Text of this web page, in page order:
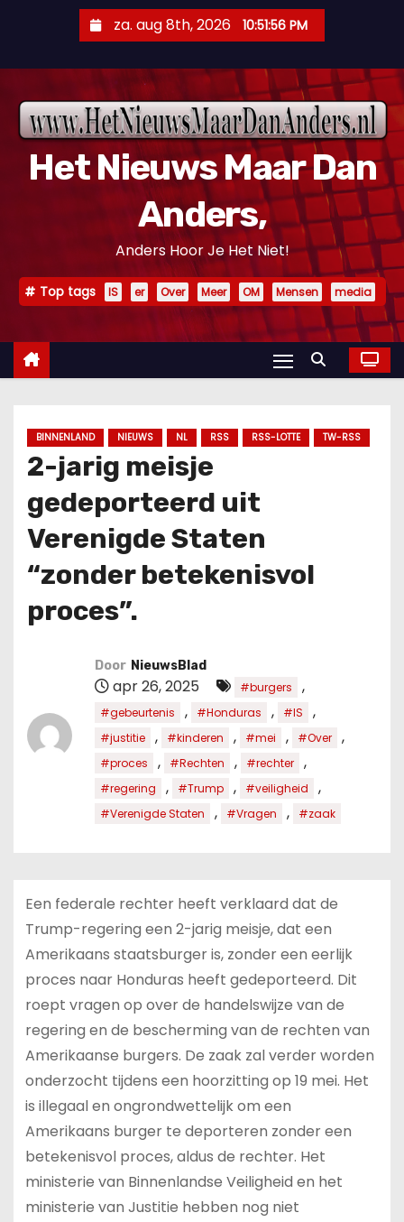
n
za. aug 8th, 2026 10:51:57 PM
Het Nieuws Maar Dan
Anders,
Anders Hoor Je Het Niet!
Top tags IS er Over Meer OM Mensen media
BINNENLAND NIEUWS NL RSS RSS-LOTTE TW-RSS
2-jarig meisje
gedeporteerd uit
Verenigde Staten
“zonder betekenisvol
proces”.
Door NieuwsBlad
apr 26, 2025 #burgers ,
#gebeurtenis , #Honduras , #IS ,
#justitie , #kinderen , #mei , #Over ,
#proces , #Rechten , #rechter ,
#regering , #Trump , #veiligheid ,
#Verenigde Staten , #Vragen , #zaak
Een federale rechter heeft verklaard dat de
Trump-regering een 2-jarig meisje, dat een
Amerikaans staatsburger is, zonder een eerlijk
proces naar Honduras heeft gedeporteerd. Dit
roept vragen op over de handelswijze van de
regering en de bescherming van de rechten van
Amerikaanse burgers. De zaak zal verder worden
onderzocht tijdens een hoorzitting op 19 mei. Het
is illegaal en ongrondwettelijk om een
Amerikaans burger te deporteren zonder een
betekenisvol proces, aldus de rechter. Het
ministerie van Binnenlandse Veiligheid en het
ministerie van Justitie hebben nog niet